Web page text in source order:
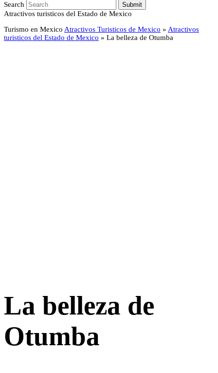
Search Submit
Atractivos turisticos del Estado de Mexico
Turismo en Mexico Atractivos Turisticos de Mexico » Atractivos
turisticos del Estado de Mexico » La belleza de Otumba
La belleza de
Otumba